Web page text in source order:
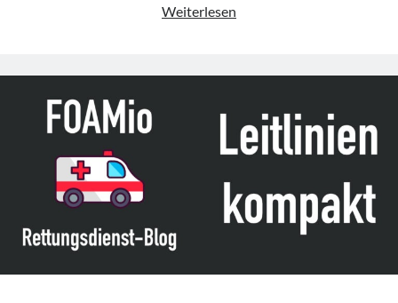
Weiterlesen
of
with
Moderate
Respiratory
des
ACEP